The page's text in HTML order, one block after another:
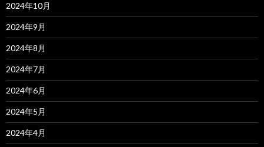
2024年10月
2024年9月
2024年8月
2024年7月
2024年6月
2024年5月
2024年4月